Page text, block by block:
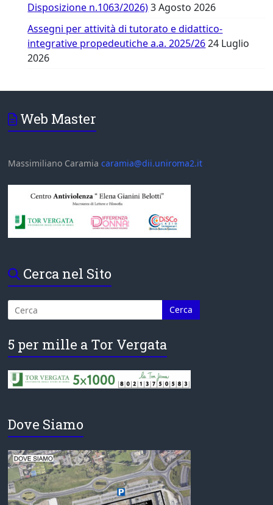
Disposizione n.1063/2026) 3 Agosto 2026
Assegni per attività di tutorato e didattico-
integrative propedeutiche a.a. 2025/26 24 Luglio
2026
Web Master
Massimiliano Caramiacaramia@dii.uniroma2.it
Cerca nel Sito
5 per mille a Tor Vergata
Dove Siamo